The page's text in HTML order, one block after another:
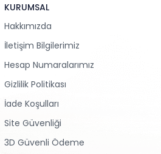
KURUMSAL
Hakkımızda
İletişim Bilgilerimiz
Hesap Numaralarımız
Gizlilik Politikası
İade Koşulları
Site Güvenliği
3D Güvenli Ödeme